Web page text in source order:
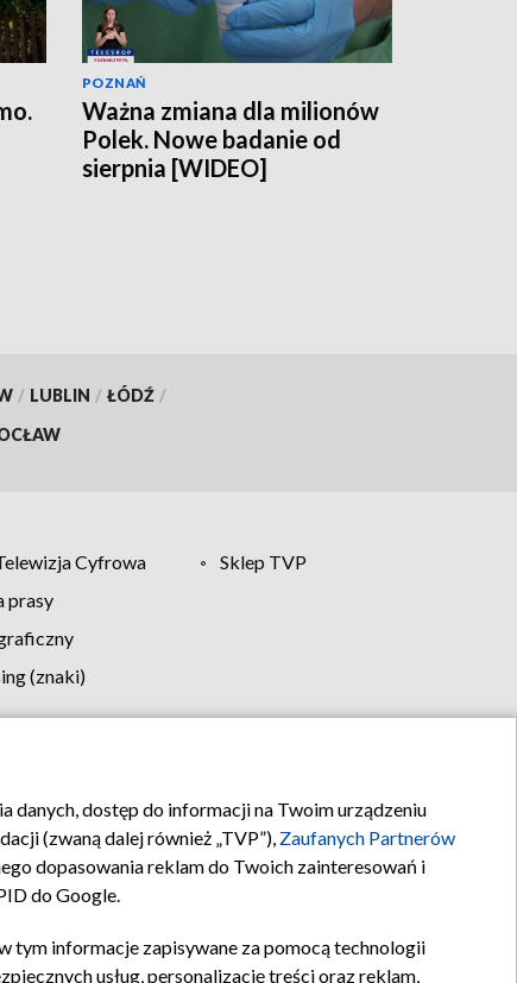
POZNAŃ
Ważna zmiana dla milionów
Polek. Nowe badanie od
sierpnia [WIDEO]
/ LUBLIN / ŁÓDŹ /
Cyfrowa
Sklep TVP
prasy
(znaki)
Kontakt
danych, dostęp do informacji na Twoim urządzeniu
(zwaną dalej również „TVP”), Zaufanych Partnerów
dopasowania reklam do Twoich zainteresowań i
do Google.
tym informacje zapisywane za pomocą technologii
usług, personalizację treści oraz reklam,